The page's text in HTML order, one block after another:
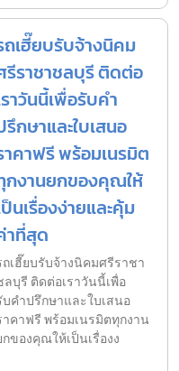
ถเฮี๊ยบรับจ้างนิคม
รีราชาชลบุรี ติดต่อ
ราวันนี้เพื่อรับคำ
รึกษาและใบเสนอ
าคาฟรี พร้อมเนรมิต
กงานยกของคุณให้
ป็นเรื่องง่ายและคุ้ม
าที่สุด
ถเฮี๊ยบรับจ้างนิคมศรีราชา
ลบุรี ติดต่อเราวันนี้เพื่อ
บคำปรึกษาและใบเสนอ
าคาฟรี พร้อมเนรมิตทุกงาน
กของคุณให้เป็นเรื่องง